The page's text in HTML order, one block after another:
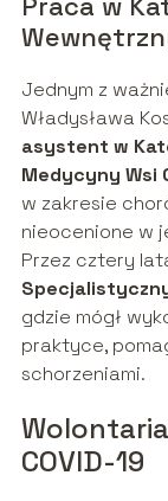
Jednym z
Władysława
asystent w
Medycyny Wsi
w zakresie
nieocenione w
Przez cztery
gdzie mógł
praktyce,
schorzeniami.
COVID-19